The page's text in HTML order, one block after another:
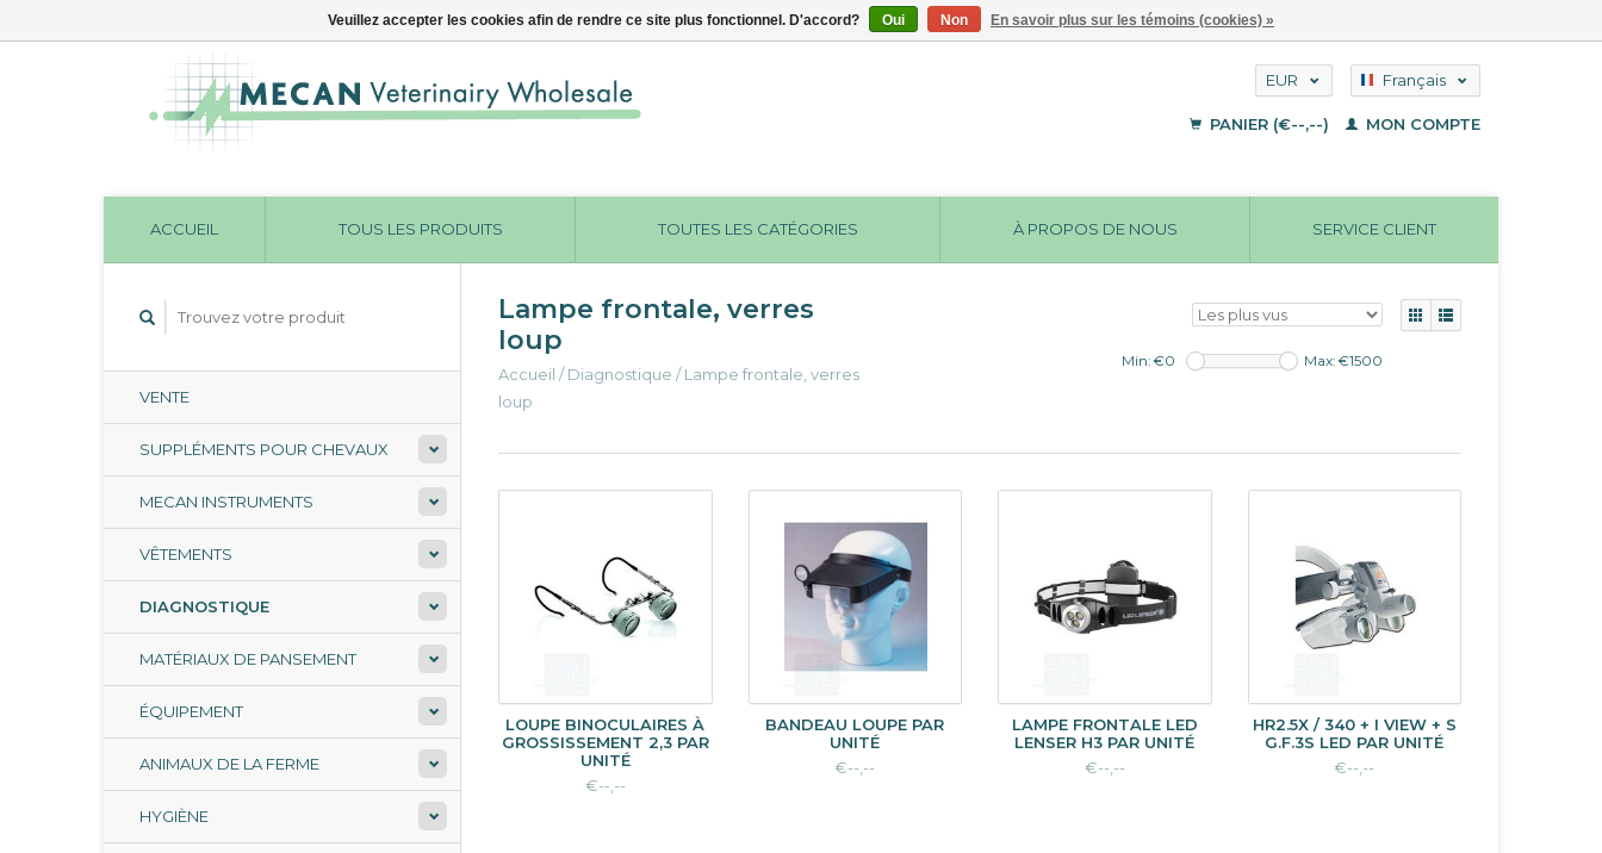
EUR
USD
Français
English
PANIER (€--,--) MON COMPTE
ACCUEIL TOUS LES PRODUITS TOUTES LES CATÉGORIES À PROPOS DE NOUS SERVICE CLIENT
VENTE
SUPPLÉMENTS POUR CHEVAUX
MECAN INSTRUMENTS
VÊTEMENTS
DIAGNOSTIQUE
MATÉRIAUX DE PANSEMENT
ÉQUIPEMENT
ANIMAUX DE LA FERME
HYGIÈNE
Lampe frontale, verres
loup
Accueil /Diagnostique /Lampe frontale, verres
loup
Min: €0 Max: €1500
LOUPE BINOCULAIRES À
GROSSISSEMENT 2,3 PAR
UNITÉ
€--,--
BANDEAU LOUPE PAR
UNITÉ
€--,--
LAMPE FRONTALE LED
LENSER H3 PAR UNITÉ
€--,--
HR2.5X / 340 + I VIEW + S
G.F.3S LED PAR UNITÉ
€--,--
Veuillez accepter les cookies afin de rendre ce site plus fonctionnel. D'accord? Oui Non En savoir plus sur les témoins (cookies) »